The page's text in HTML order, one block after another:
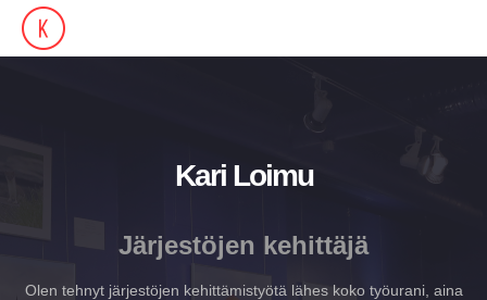
Kari Loimu
Järjestöjen kehittäjä
Olen tehnyt järjestöjen kehittämistyötä lähes koko työurani, aina